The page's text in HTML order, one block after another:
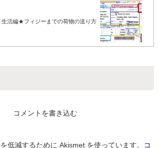
生活編★フィジーまでの荷物の送り方
コメントを書き込む
低減するために Akismet を使っています。
コ